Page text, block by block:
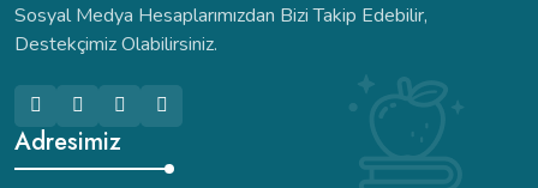
Sosyal Medya Hesaplarımızdan Bizi Takip Edebilir,
Destekçimiz Olabilirsiniz.
Adresimiz